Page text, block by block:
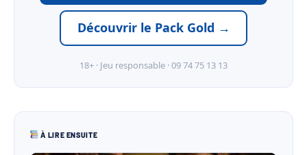
Découvrir le Pack Gold →
18+ · Jeu responsable · 09 74 75 13 13
À LIRE ENSUITE